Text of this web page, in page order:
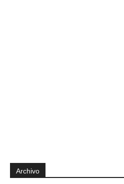
Archivo